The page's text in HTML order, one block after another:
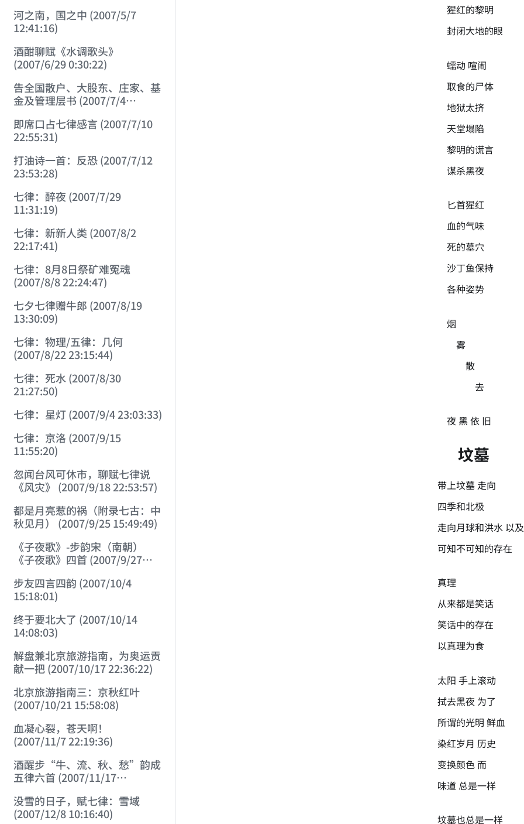
河之南，国之中 (2007/5/7
12:41:16)
酒酣聊赋《水调歌头》
(2007/6/29 0:30:22)
告全国散户、大股东、庄家、基
金及管理层书 (2007/7/4
即席口占七律感言 (2007/7/10
22:55:31)
打油诗一首：反恐 (2007/7/12
23:53:28)
七律：醉夜 (2007/7/29
11:31:19)
七律：新新人类 (2007/8/2
22:17:41)
七律：8月8日祭矿难冤魂
(2007/8/8 22:24:47)
七夕七律赠牛郎 (2007/8/19
13:30:09)
七律：物理/五律：几何
(2007/8/22 23:15:44)
七律：死水 (2007/8/30
21:27:50)
七律：星灯 (2007/9/4 23:03:33)
七律：京洛 (2007/9/15
11:55:20)
忽闻台风可休市，聊赋七律说
《风灾》 (2007/9/18 22:53:57)
都是月亮惹的祸（附录七古：中
秋见月） (2007/9/25 15:49:49)
《子夜歌》-步韵宋（南朝）
《子夜歌》四首 (2007/9/27
步友四言四韵 (2007/10/4
15:18:01)
终于要北大了 (2007/10/14
14:08:03)
解盘兼北京旅游指南，为奥运贡
献一把 (2007/10/17 22:36:22)
北京旅游指南三：京秋红叶
(2007/10/21 15:58:08)
血凝心裂，苍天啊！
(2007/11/7 22:19:36)
酒醒步“牛、流、秋、愁”韵成
五律六首 (2007/11/17
没雪的日子，赋七律：雪域
(2007/12/8 10:16:40)
猩红的黎明
封闭大地的眼
蠕动 喧闹
取食的尸体
地狱太挤
天堂塌陷
黎明的谎言
谋杀黑夜
匕首猩红
血的气味
死的墓穴
沙丁鱼保持
各种姿势
烟
雾
散
去
夜 黑 依 旧
坟墓
带上坟墓 走向
四季和北极
走向月球和洪水 以及
可知不可知的存在
真理
从来都是笑话
笑话中的存在
以真理为食
太阳 手上滚动
拭去黑夜 为了
所谓的光明 鲜血
染红岁月 历史
变换颜色 而
味道 总是一样
坟墓也总是一样